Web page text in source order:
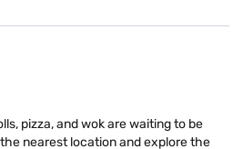
pizza, and wok are waiting to be
nearest location and explore the